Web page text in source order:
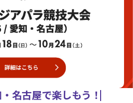
名古屋で楽しもう！